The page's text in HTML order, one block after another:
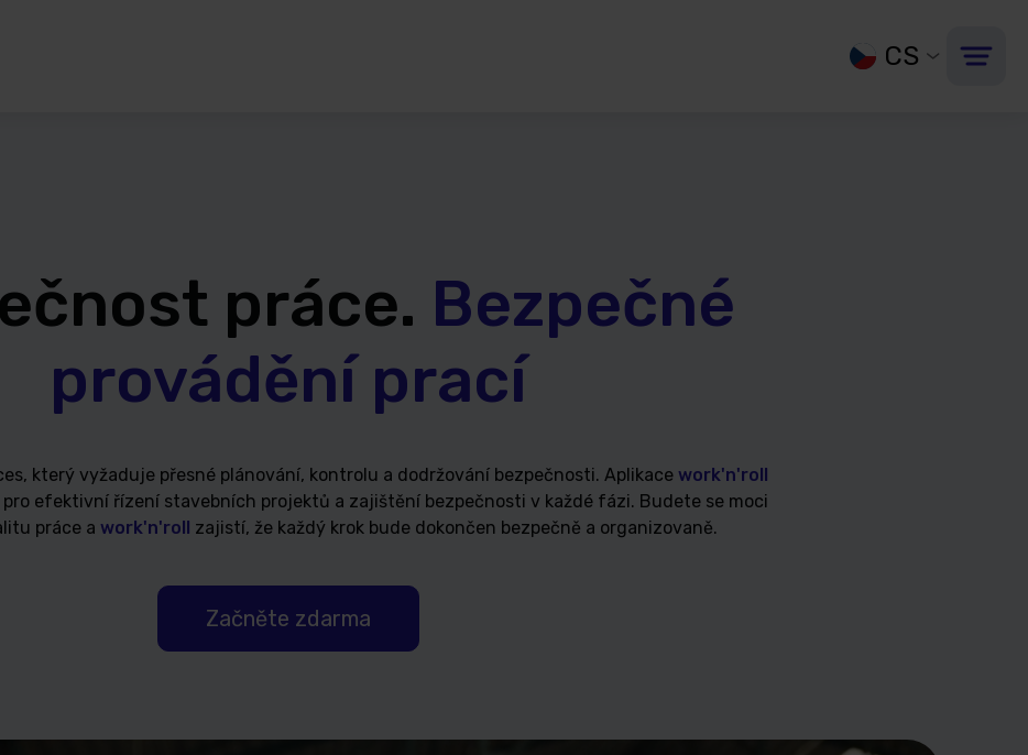
CS
práce. Bezpečné
provádění prací
který vyžaduje přesné plánování, kontrolu a dodržování bezpečnosti. Aplikace work'n'roll
efektivní řízení stavebních projektů a zajištění bezpečnosti v každé fázi. Budete se moci
práce a work'n'roll zajistí, že každý krok bude dokončen bezpečně a organizovaně.
Začněte zdarma